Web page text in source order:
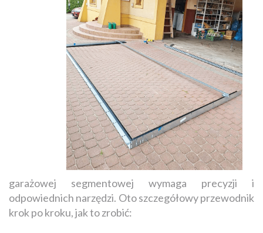
garażowej segmentowej wymaga precyzji i
odpowiednich narzędzi. Oto szczegółowy przewodnik
krok po kroku, jak to zrobić: